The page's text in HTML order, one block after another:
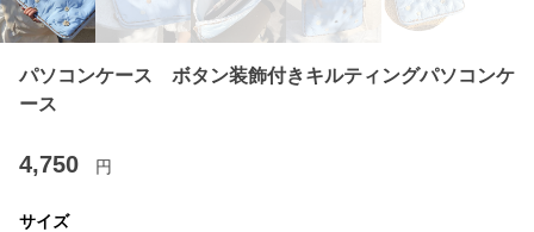
パソコンケース ボタン装飾付きキルティングパソコンケ
ース
4,750 円
サイズ